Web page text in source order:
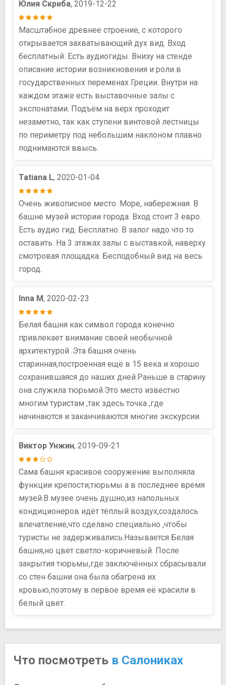
Юлия Скриба, 2019-12-22
Масштабное древнее строение, с которого
открывается захватывающий дух вид. Вход
бесплатный. Есть аудиогиды. Внизу на стенде
описание истории возникновения и роли в
государственных переменах Греции. Внутри на
каждом этаже есть выставочные залы с
экспонатами. Подъём на верх проходит
незаметно, так как ступени винтовой лестницы
по периметру под небольшим наклоном плавно
поднимаются ввысь.
Tatiana L, 2020-01-04
Очень живописное место. Море, набережная. В
башне музей истории города. Вход стоит 3 евро.
Есть аудио гид. Бесплатно. В залог надо что то
оставить. На 3 этажах залы с выставкой, наверху
смотровая площадка. Бесподобный вид на весь
город.
Inna М, 2020-02-23
Белая башня как символ города конечно
привлекает внимание своей необычной
архитектурой .Эта башня очень
старинная,построенная ещё в 15 века и хорошо
сохранившаяся до наших дней.Раньше в старину
она служила тюрьмой.Это место известно
многим туристам ,так здесь точка ,где
начинаются и заканчиваются многие экскурсии.
Виктор Унжин, 2019-09-21
Сама башня красивое сооружение выполняла
функции крепости,тюрьмы а в последнее время
музей.В музее очень душно,из напольных
кондиционеров идёт тёплый воздух,создалось
впечатление,что сделано специально ,чтобы
туристы не задерживались.Называется Белая
башня,но цвет светло-коричневый. После
закрытия тюрьмы,где заключённых сбрасывали
со стен башни она была обагрена их
кровью,поэтому в первое время её красили в
белый цвет.
Что посмотреть в Салониках